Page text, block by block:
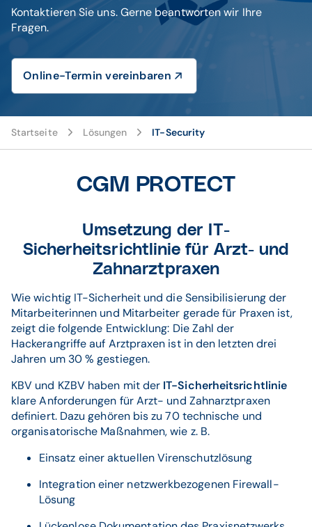
Kontaktieren Sie uns. Gerne beantworten wir Ihre
Fragen.
Online-Termin vereinbaren
Startseite Lösungen IT-Security
CGM PROTECT
Umsetzung der IT-
Sicherheitsrichtlinie für Arzt- und
Zahnarztpraxen
Wie wichtig IT-Sicherheit und die Sensibilisierung der
Mitarbeiterinnen und Mitarbeiter gerade für Praxen ist,
zeigt die folgende Entwicklung: Die Zahl der
Hackerangriffe auf Arztpraxen ist in den letzten drei
Jahren um 30 % gestiegen.
KBV und KZBV haben mit der IT-Sicherheitsrichtlinie
klare Anforderungen für Arzt- und Zahnarztpraxen
definiert. Dazu gehören bis zu 70 technische und
organisatorische Maßnahmen, wie z. B.
Einsatz einer aktuellen Virenschutzlösung
Integration einer netzwerkbezogenen Firewall-
Lösung